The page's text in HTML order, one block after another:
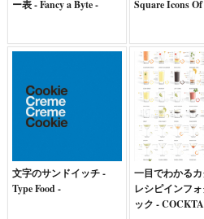
ー表 - Fancy a Byte - Square Icons
文字のサンドイッチ -
Type Food -
一目でわかる
レシピインフ
ック -